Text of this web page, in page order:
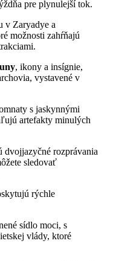
pre plynulejší tok.
v Zaryadye a
možnosti zahŕňajú
, ikony a insígnie,
vystavené v
s jaskynnými
artefakty minulých
dvojjazyčné rozprávania
sledovať
rýchle
sídlo moci, s
vlády, ktoré